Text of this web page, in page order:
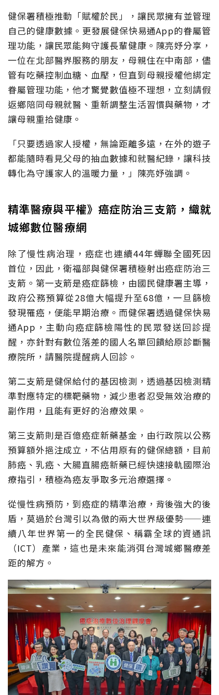
健保署積極推動「賦權於民」，讓民眾擁有並管理
自己的健康數據。更發展健保快易通App的眷屬管
理功能，讓民眾能夠守護長輩健康。陳亮妤分享，
一位在北部醫界服務的朋友，母親住在中南部，儘
管有吃藥控制血糖、血壓，但直到母親授權他綁定
眷屬管理功能，他才驚覺數值極不理想，立刻請假
返鄉陪同母親就醫、重新調整生活習慣與藥物，才
讓母親重拾健康。
「只要透過家人授權，無論距離多遠，在外的遊子
都能隨時看見父母的抽血數據和就醫紀錄，讓科技
轉化為守護家人的溫暖力量，」陳亮妤強調。
精準醫療與平權》癌症防治三支箭，織就
城鄉數位醫療網
除了慢性病治理，癌症也連續44年蟬聯全國死因
首位，因此，衛福部與健保署積極射出癌症防治三
支箭。第一支箭是癌症篩檢，由國民健康署主導，
政府公務預算從28億大幅提升至68億，一旦篩檢
發現罹癌，便能早期治療。而健保署透過健保快易
通App，主動向癌症篩檢陽性的民眾發送回診提
醒，亦針對有數位落差的國人名單回饋給原診斷醫
療院所，請醫院提醒病人回診。
第二支箭是健保給付的基因檢測，透過基因檢測精
準對應特定的標靶藥物，減少患者忍受無效治療的
副作用，且能有更好的治療效果。
第三支箭則是百億癌症新藥基金，由行政院以公務
預算額外挹注成立，不佔用原有的健保總額，目前
肺癌、乳癌、大腸直腸癌新藥已經快速接軌國際治
療指引，積極為癌友爭取多元治療選擇。
從慢性病預防，到癌症的精準治療，背後強大的後
盾，莫過於台灣引以為傲的兩大世界級優勢——連
續八年世界第一的全民健保、稱霸全球的資通訊
（ICT）產業，這也是未來能消弭台灣城鄉醫療差
距的解方。